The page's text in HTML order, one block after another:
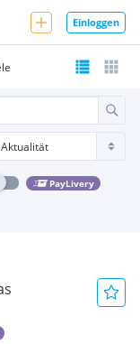
Einloggen
PayLivery